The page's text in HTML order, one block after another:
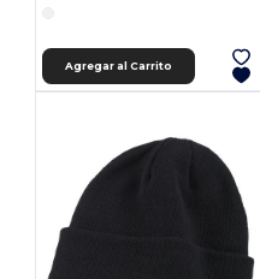
Agregar al Carrito